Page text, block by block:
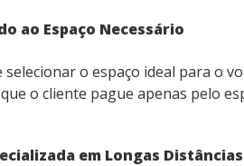
ao Espaço Necessário
o espaço ideal para o
o cliente pague apenas pelo
em Longas Distâncias